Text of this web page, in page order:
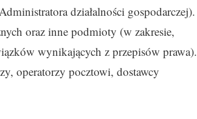
działalności gospodarczej).
oraz inne podmioty (w zakresie,
wynikających z przepisów prawa).
operatorzy pocztowi, dostawcy